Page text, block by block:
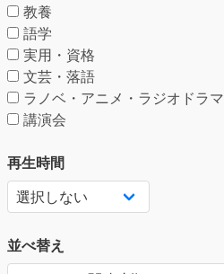
教養
語学
実用・資格
文芸・落語
ラノベ・アニメ・ラジオドラマ
講演会
再生時間
並べ替え